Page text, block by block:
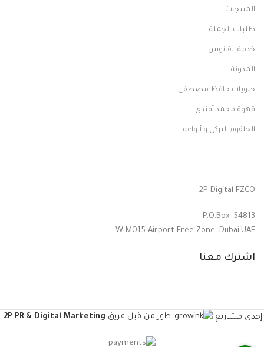
المنتجات
طلبات الجملة
خدمة الفانوس
المدونة
حلويات حافظ مصطفى
قهوة محمد أفندي
الحلقوم التركي و أنواعه
2P Digital FZCO
P.O.Box: 54813
W M015 Airport Free Zone. Dubai.UAE.
اشترك معنا
إحدى مشاريع طور من قبل فريق 2P PR & Digital Marketing
.